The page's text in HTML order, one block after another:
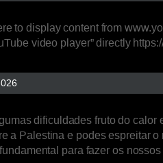
to display content from
video player” directly
dificuldades fruto do calor
a Palestina e podes espreitar
para fazer os